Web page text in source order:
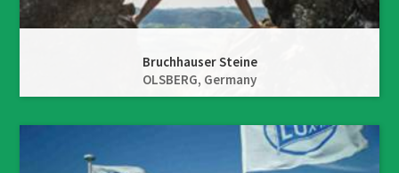
Bruchhauser Steine
OLSBERG, Germany